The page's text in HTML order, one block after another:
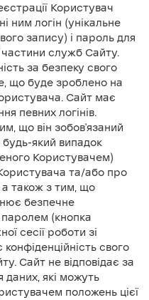
Користувач
ним логін (унікальне
запису) і пароль для
частини служб Сайту.
за безпеку свого
що буде зроблено на
Сайт має
певних логінів.
що він зобов'язаний
який випадок
Користувачем)
та/або про
також з тим, що
безпечне
(кнопка
сесії роботи зі
свого
Сайт не відповідає за
які можуть
положень цієї